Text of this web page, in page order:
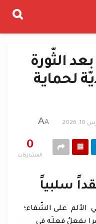
الثّورة
لحماية
2026
A
A
0
المشاركات
سلبياً
الألم على الشّفاء؛
يفعلُ فعلَه في